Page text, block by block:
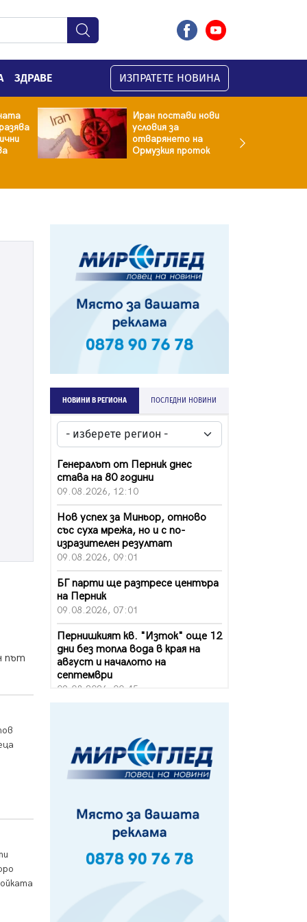
ЗДРАВЕ ИЗПРАТЕТЕ НОВИНА
Иран постави нови
условия за
отварянето на
Ормузкия проток
път
НОВИНИ В РЕГИОНА ПОСЛЕДНИ НОВИНИ
Генералът от Перник днес
става на 80 години
09.08.2026, 12:10
Нов успех за Миньор, отново
със суха мрежа, но и с по-
изразителен резултат
09.08.2026, 09:01
БГ парти ще разтресе центъра
на Перник
09.08.2026, 07:01
Пернишкият кв. "Изток" още 12
дни без топла вода в края на
август и началото на
септември
09.08.2026, 00:45
08.08.2026, 00:24
Феновете на "Миньор"
превземат Разлог
Ремонтът на ул. "Ален мак" в
Перник е в заключителен етап